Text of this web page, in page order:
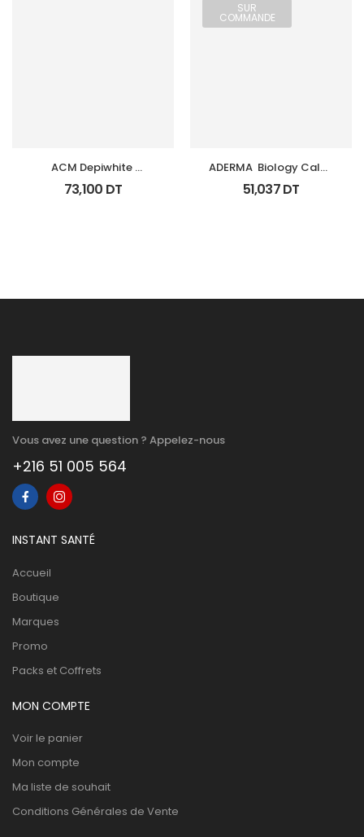
ACM Depiwhite
Advanced Creme
Depigmentant Tb 40Ml
73,100 DT
SUR
COMMANDE
ADERMA  Biology Calm
Soin Apaisant Tb 40 Ml
51,037DT
Vous avez une question ? Appelez-nous
+216 51 005 564
INSTANT SANTÉ
Accueil
Boutique
Marques
Promo
Packs et Coffrets
MON COMPTE
Voir le panier
Mon compte
Ma liste de souhait
Conditions Générales de Vente